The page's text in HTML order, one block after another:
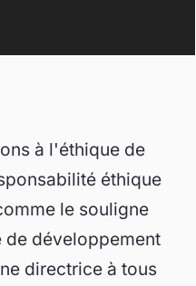
à l'éthique de
éthique
le souligne
de développement
directrice à tous